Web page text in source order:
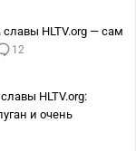
HLTV.org — сам
12
HLTV.org:
и очень